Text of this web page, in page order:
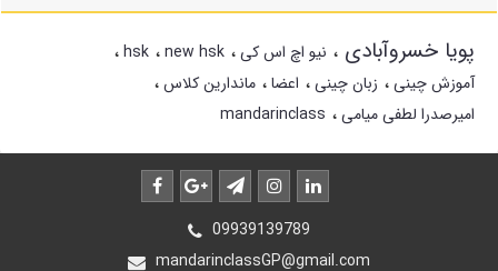
پویا خسروآبادی نیو اچ اس کی new hsk
hsk
آموزش چینی زبان چینی اعضا ماندارین کلاس
امیرصدرا لطفی میامی mandarinclass
09939139789
mandarinclassGP@gmail.com